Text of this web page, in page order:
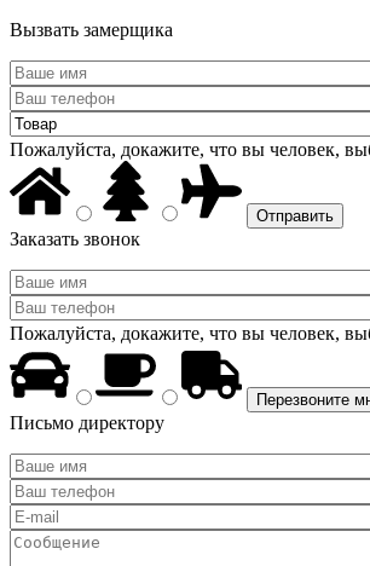
Вызвать замерщика
Пожалуйста, докажите, что вы человек,
Заказать звонок
Пожалуйста, докажите, что вы человек,
Письмо директору